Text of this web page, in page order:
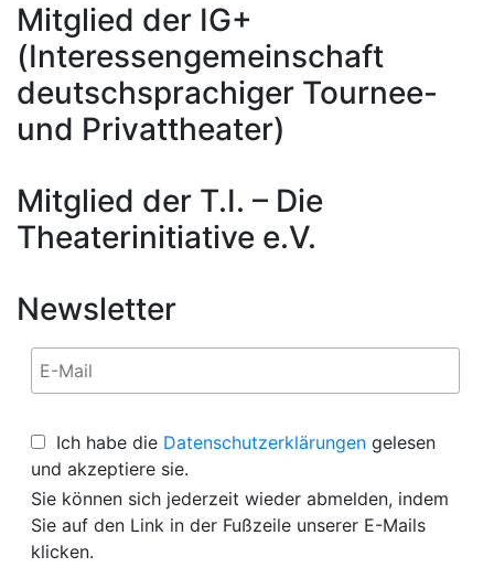
Mitglied der IG+
(Interessengemeinschaft
deutschsprachiger Tournee-
und Privattheater)
Mitglied der T.I. – Die
Theaterinitiative e.V.
Newsletter
Ich habe die Datenschutzerklärungengelesen
und akzeptiere sie.
Sie können sich jederzeit wieder abmelden, indem
Sie auf den Link in der Fußzeile unserer E-Mails
klicken.